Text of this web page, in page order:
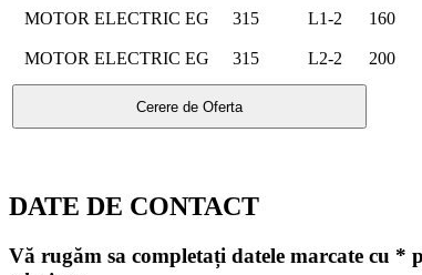
MOTOR ELECTRIC EG 315 L1-2 160
MOTOR ELECTRIC EG 315 L2-2 200
DATE DE CONTACT
Vă rugăm sa completați datele marcate cu *